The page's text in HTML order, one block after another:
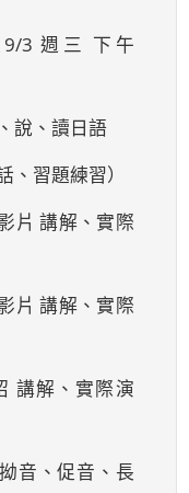
3 週三 下午
說、讀日語
、習題練習）
片 講解、實際
片 講解、實際
講解、實際演
音、促音、長